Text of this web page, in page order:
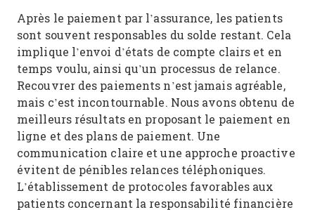
Après le paiement par l’assurance, les patients
sont souvent responsables du solde restant. Cela
implique l’envoi d’états de compte clairs et en
temps voulu, ainsi qu’un processus de relance.
Recouvrer des paiements n’est jamais agréable,
mais c’est incontournable. Nous avons obtenu de
meilleurs résultats en proposant le paiement en
ligne et des plans de paiement. Une
communication claire et une approche proactive
évitent de pénibles relances téléphoniques.
L’établissement de protocoles favorables aux
patients concernant la responsabilité financière